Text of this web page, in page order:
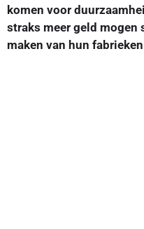
komen voor
straks meer geld mogen
maken van hun